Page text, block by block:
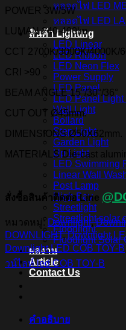
หลอดไฟ LED
หลอดไฟ LED
สินค้า Lighting
LED Linear
LED Ribbon
LED Neon Flex
Power Supply
LED Panel
LED Panel Light
Wall Light
Bollard
Step Light
Garden Light
Up Light
LED Swimming
Linear Wall
Post Lamp
High Bay
Streetlight
Streetlight solar
Floodlight
Floodlight Solar
ผลงาน
Article
Contact Us
POWER 3W/5W
LUMAN 240-400lm
CCT 2700K/3000K/4000K/
CRI
>90
BEAM ANGLE 15°/30°/36°
CUT OUT Ø45mm.
DIMENSIONS Ø50X62mm.
MATERIALS Die-cast
สั่งซื้อสินค้าติดต่อ Line
หมวดหมู่: Downlight,
DOWNLIGHT,Downlight
Downlight LED COB TOY-B
วน์ไลท์ led COB TOY-B
คำอธิบาย